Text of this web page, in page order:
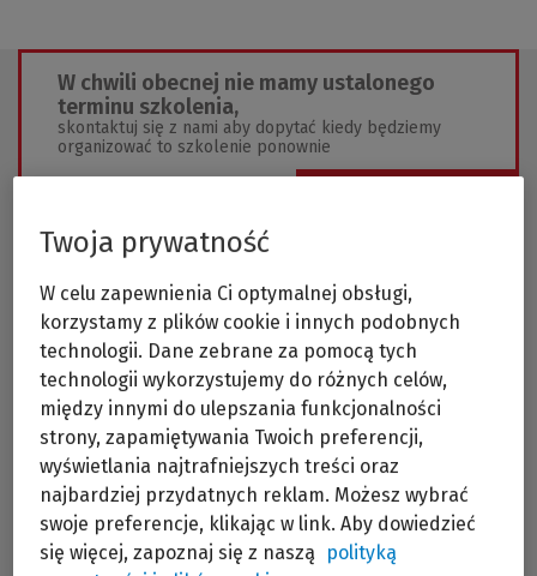
W chwili obecnej nie mamy ustalonego
terminu szkolenia,
skontaktuj się z nami aby dopytać kiedy będziemy
organizować to szkolenie ponownie
Któż z osób zajmujących się na co dzień ochroną
danych osobowych nie zastanawiał się nad tym,
czy jakaś informacja ma charakter danych
osobowych zwykłych, czy wrażliwych? Któż nie
poszukiwał podstawy przetwarzania danych
wrażliwych zastanawiając się, czy z konkretnego
przepisu prawa taka podstawa wynika, czy nie,
albo czy zgoda na przetwarzanie danych jest
zgodą wyraźną, czy może tylko zwykłą zgodą?
Twoja prywatność
W celu zapewnienia Ci optymalnej obsługi,
korzystamy z plików cookie i innych podobnych
technologii. Dane zebrane za pomocą tych
technologii wykorzystujemy do różnych celów,
między innymi do ulepszania funkcjonalności
strony, zapamiętywania Twoich preferencji,
wyświetlania najtrafniejszych treści oraz
najbardziej przydatnych reklam. Możesz wybrać
swoje preferencje, klikając w link. Aby dowiedzieć
się więcej, zapoznaj się z naszą
polityką